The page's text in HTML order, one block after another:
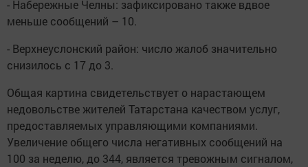
- Набережные Челны: зафиксировано также вдвое
меньше сообщений – 10.
- Верхнеуслонский район: число жалоб значительно
снизилось с 17 до 3.
Общая картина свидетельствует о нарастающем
недовольстве жителей Татарстана качеством услуг,
предоставляемых управляющими компаниями.
Увеличение общего числа негативных сообщений на
100 за неделю, до 344, является тревожным сигналом,